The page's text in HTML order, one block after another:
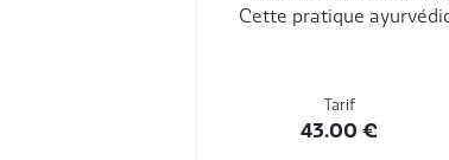
Cette pratique
Tarif
43.00€